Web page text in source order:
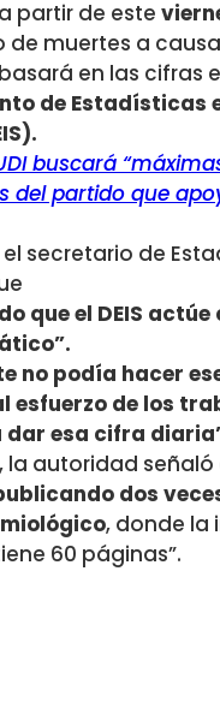
partir de este
de muertes a
en las cifras
de Estadísticas
buscará
del partido que
secretario de
que el DEIS
no podía hacer
esfuerzo de los
dar esa cifra
la autoridad señaló
dos
, donde la
60 páginas”.